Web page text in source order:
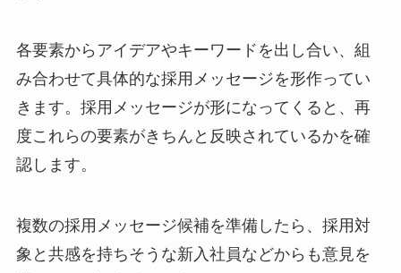
各要素からアイデアやキーワードを出し合い、組
み合わせて具体的な採用メッセージを形作ってい
きます。採用メッセージが形になってくると、再
度これらの要素がきちんと反映されているかを確
認します。
複数の採用メッセージ候補を準備したら、採用対
象と共感を持ちそうな新入社員などからも意見を